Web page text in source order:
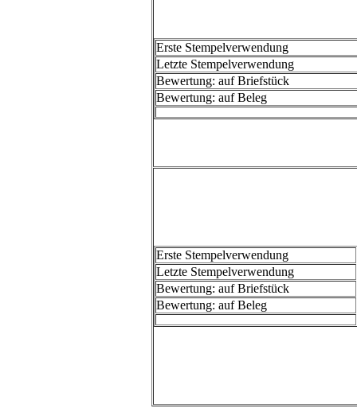
Erste Stempelverwendung
Letzte Stempelverwendung
Bewertung: auf Briefstück
Bewertung: auf Beleg
Erste Stempelverwendung
Letzte Stempelverwendung
Bewertung: auf Briefstück
Bewertung: auf Beleg